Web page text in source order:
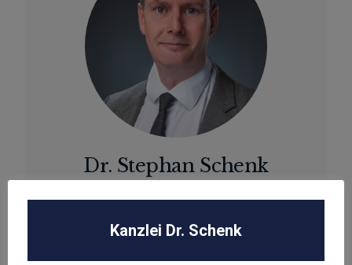
Dr. Stephan Schenk
Rechtsschutz
Kanzlei Dr. Schenk